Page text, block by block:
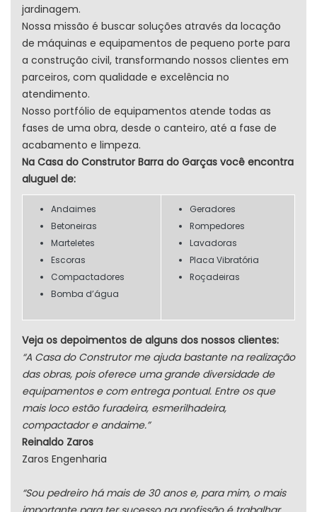
jardinagem.
Nossa missão é buscar soluções através da locação
de máquinas e equipamentos de pequeno porte para
a construção civil, transformando nossos clientes em
parceiros, com qualidade e excelência no
atendimento.
Nosso portfólio de equipamentos atende todas as
fases de uma obra, desde o canteiro, até a fase de
acabamento e limpeza.
Na Casa do Construtor Barra do Garças você encontra
aluguel de:
Andaimes
Betoneiras
Marteletes
Escoras
Compactadores
Bomba d’água
Geradores
Rompedores
Lavadoras
Placa Vibratória
Roçadeiras
Veja os depoimentos de alguns dos nossos clientes:
“A Casa do Construtor me ajuda bastante na realização
das obras, pois oferece uma grande diversidade de
equipamentos e com entrega pontual. Entre os que
mais loco estão furadeira, esmerilhadeira,
compactador e andaime.”
Reinaldo Zaros
Zaros Engenharia
“Sou pedreiro há mais de 30 anos e, para mim, o mais